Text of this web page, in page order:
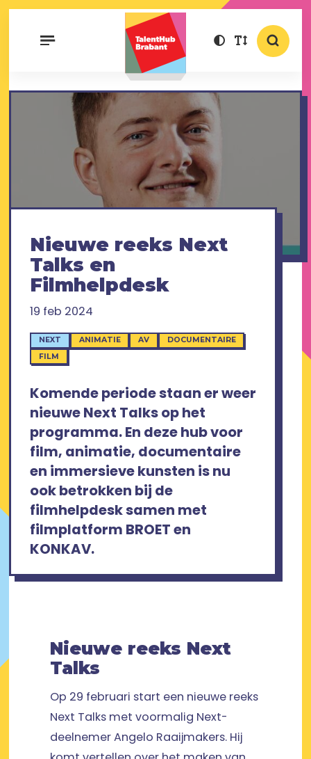
Nieuwe reeks Next
Talks en
Filmhelpdesk
19 feb 2024
NEXT ANIMATIE AV
DOCUMENTAIRE
FILM
Komende periode staan er weer
nieuwe Next Talks op het
programma. En deze hub voor
film, animatie, documentaire
en immersieve kunsten is nu
ook betrokken bij de
filmhelpdesk samen met
filmplatform BROET en
KONKAV.
Nieuwe reeks Next
Talks
Op 29 februari start een nieuwe reeks
Next Talks met voormalig Next-
deelnemer Angelo Raaijmakers. Hij